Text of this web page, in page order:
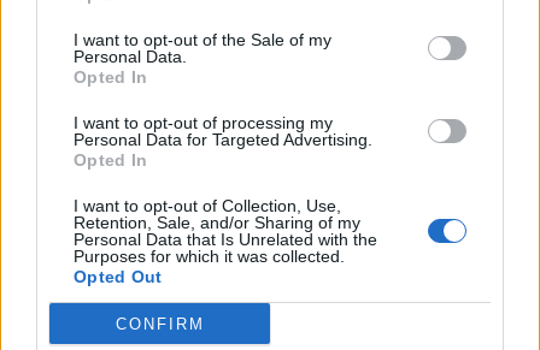
I want to opt-out of the Sale of my
Personal Data.
Opted In
I want to opt-out of processing my
Personal Data for Targeted Advertising.
Opted In
I want to opt-out of Collection, Use,
Retention, Sale, and/or Sharing of my
Personal Data that Is Unrelated with the
Purposes for which it was collected.
Opted Out
CONFIRM